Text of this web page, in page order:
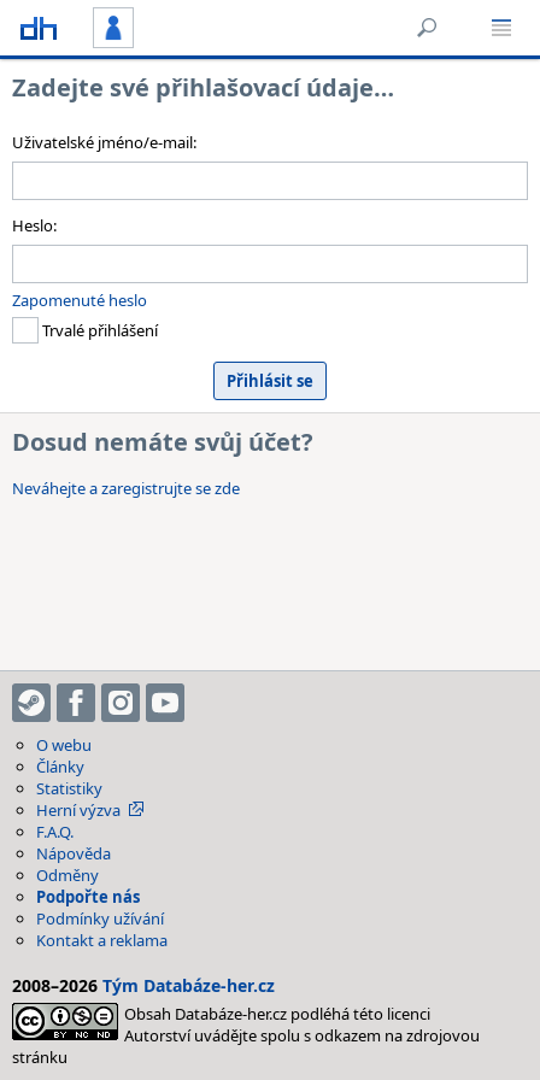
Zadejte své přihlašovací údaje…
Uživatelské jméno/e-mail:
Heslo:
Zapomenuté heslo
Trvalé přihlášení
Dosud nemáte svůj účet?
Neváhejte a zaregistrujte se zde
O webu
Články
Statistiky
Herní výzva
F.A.Q.
Nápověda
Odměny
Podpořte nás
Podmínky užívání
Kontakt a reklama
2008–2026 Tým Databáze-her.cz
Obsah Databáze-her.cz podléhá této licenci
Autorství uvádějte spolu s odkazem na zdrojovou
stránku